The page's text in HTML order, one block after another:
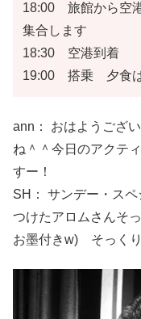
18:00 旅館から空
集合します
18:30 空港到着
19:00 搭乗 夕食は
ann： おはようござ
ね＾＾今日のアクテ
すー！
SH： サンデー・ス
つけたアロムさんそ
お墨付きw) そっく